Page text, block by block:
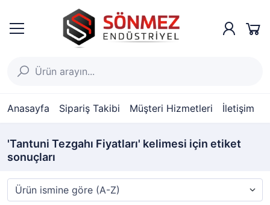
Anasayfa Sipariş Takibi Müşteri Hizmetleri İletişim
'Tantuni Tezgahı Fiyatları' kelimesi için etiket
sonuçları